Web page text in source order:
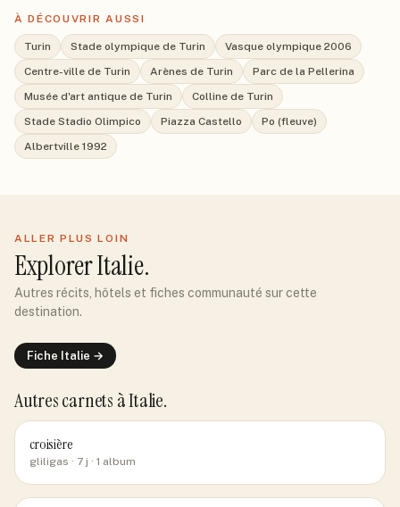
À DÉCOUVRIR AUSSI
Turin Stade olympique de Turin
Vasque olympique 2006
Centre-ville de Turin
Arènes de Turin
Parc de la Pellerina
Musée d'art antique de Turin
Colline de Turin
Stade Stadio Olimpico
Piazza Castello
Po (fleuve)
Albertville 1992
ALLER PLUS LOIN
ExplorerItalie.
Autres récits, hôtels et fiches communauté sur cette
destination.
Fiche Italie →
Autres carnets à Italie.
croisière
gliligas · 7 j · 1 album